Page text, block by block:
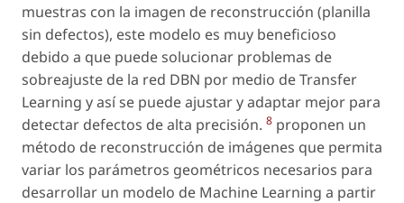
muestras con la imagen de reconstrucción (planilla
sin defectos), este modelo es muy beneficioso
debido a que puede solucionar problemas de
sobreajuste de la red DBN por medio de Transfer
Learning y así se puede ajustar y adaptar mejor para
detectar defectos de alta precisión. 8 proponen un
método de reconstrucción de imágenes que permita
variar los parámetros geométricos necesarios para
desarrollar un modelo de Machine Learning a partir